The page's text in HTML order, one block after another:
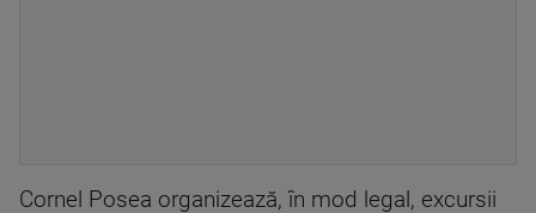
Cornel Posea organizează, în mod legal, excursii